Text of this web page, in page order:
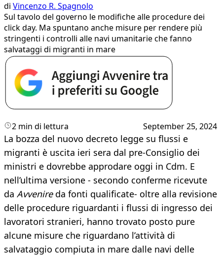
di Vincenzo R. Spagnolo
Sul tavolo del governo le modifiche alle procedure dei
click day. Ma spuntano anche misure per rendere più
stringenti i controlli alle navi umanitarie che fanno
salvataggi di migranti in mare
2 min di lettura September 25, 2024
La bozza del nuovo decreto legge su flussi e
migranti è uscita ieri sera dal pre-Consiglio dei
ministri e dovrebbe approdare oggi in Cdm. E
nell’ultima versione - secondo conferme ricevute
da Avvenireda fonti qualificate- oltre alla revisione
delle procedure riguardanti i flussi di ingresso dei
lavoratori stranieri, hanno trovato posto pure
alcune misure che riguardano l’attività di
salvataggio compiuta in mare dalle navi delle